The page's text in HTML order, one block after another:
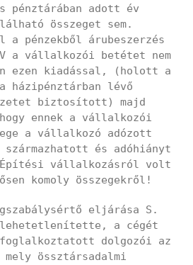
pénztárában adott év
összeget sem.
a pénzekből árubeszerzés
a vállalkozói betétet nem
ezen kiadással, (holott a
házipénztárban lévő
biztosított) majd
ennek a vállalkozói
a vállalkozó adózott
származhatott és adóhiányt
vállalkozásról volt
komoly összegekről!
eljárása S.
a cégét
dolgozói az
össztársadalmi